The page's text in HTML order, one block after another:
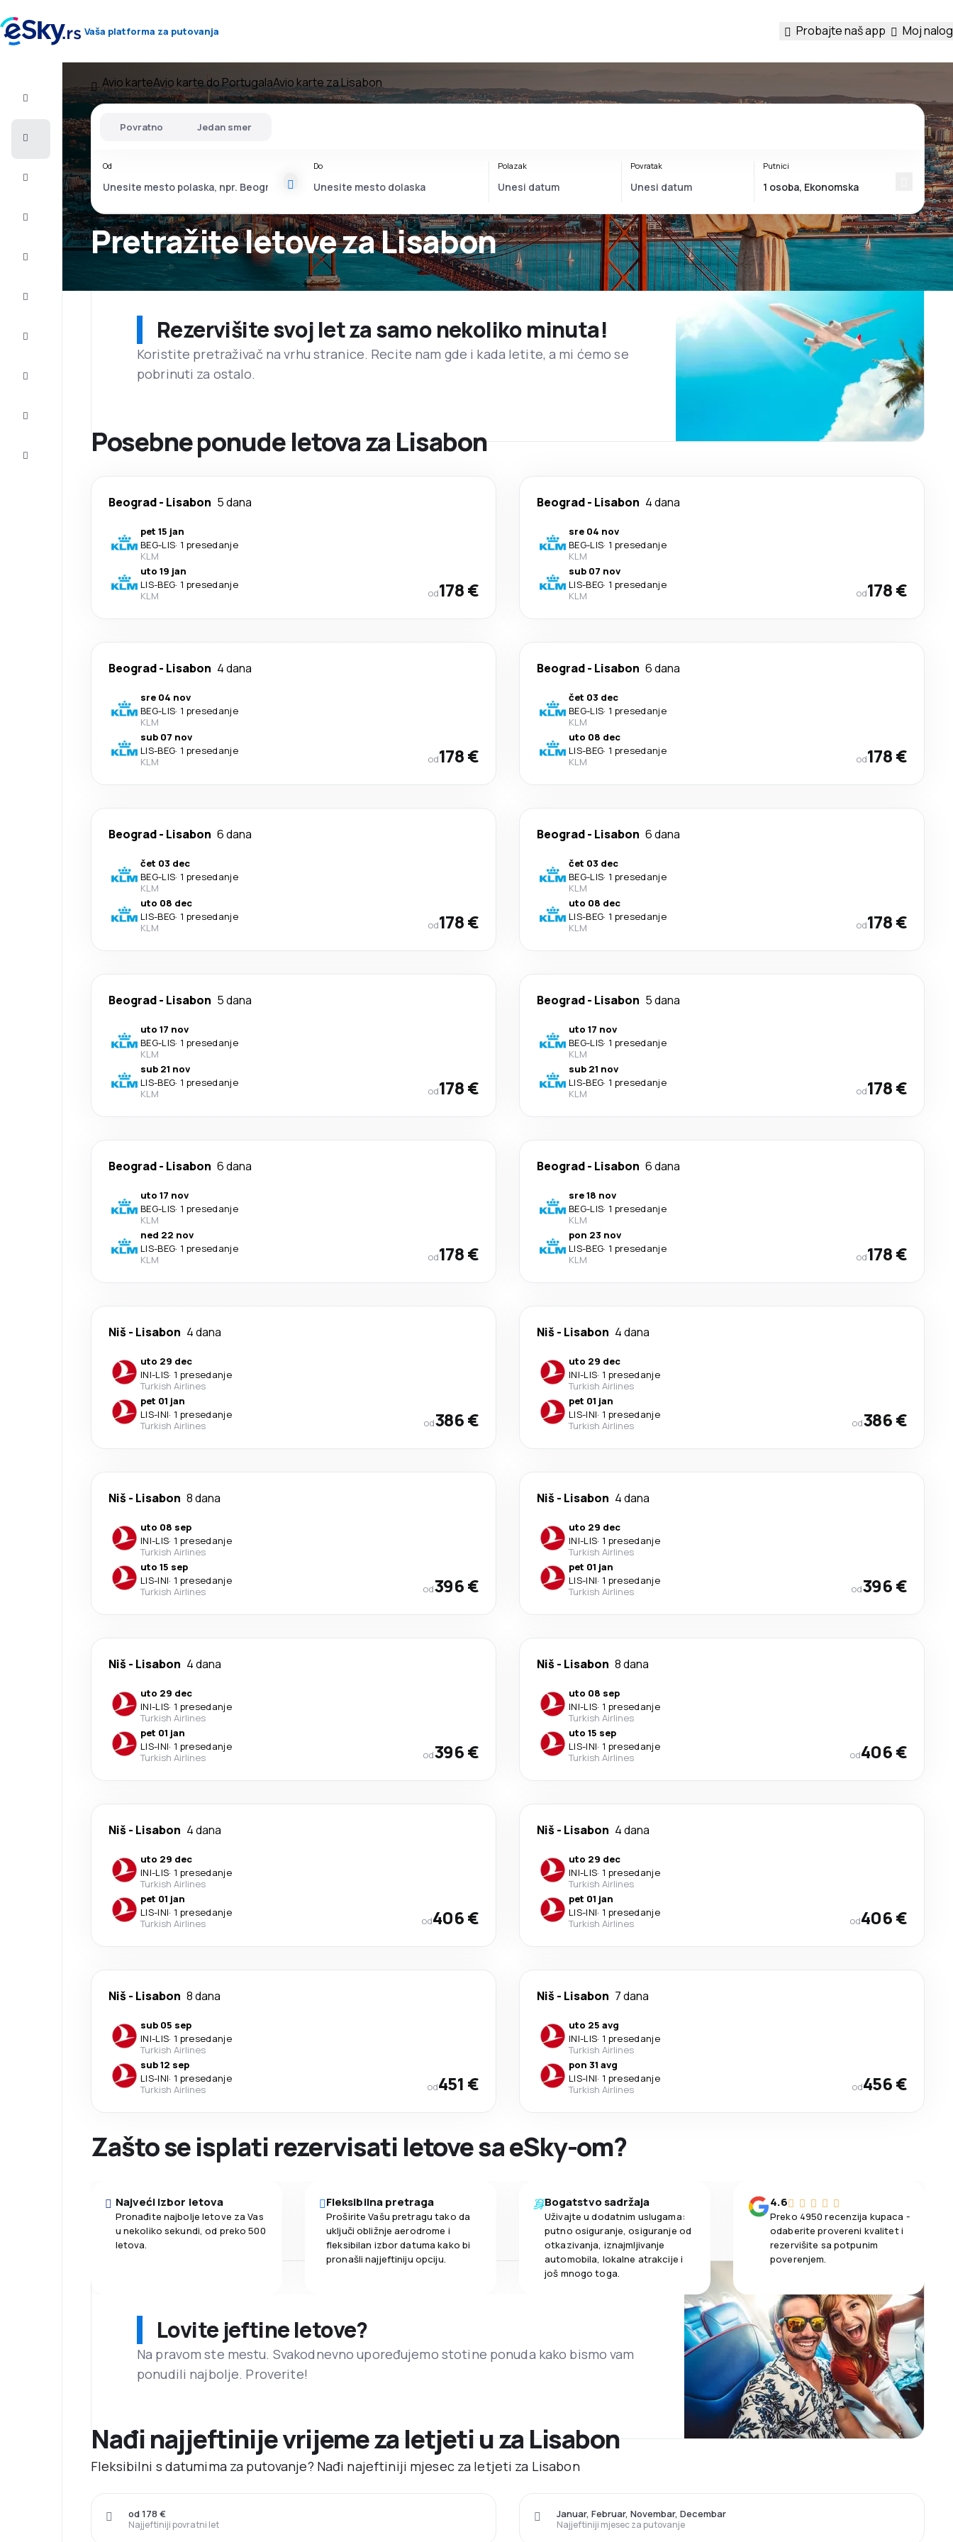
Vaša platforma za putovanja Probajte naš app Moj nalog
Let+Hotel
Letovanje
Avio karteAvio karte do PortugalaAvio karte za Lisabon
Pretražite letove za Lisabon
Povratno Jedan smer
Od Do Polazak Povratak Putnici
Rezervišite svoj let za samo nekoliko minuta!
Koristite pretraživač na vrhu stranice. Recite nam gde i kada letite, a mi ćemo se
pobrinuti za ostalo.
Posebne ponude letova za Lisabon
Beograd- Lisabon 5 dana
pet 15 jan
BEG-LIS· 1 presedanje
KLM
uto 19 jan
LIS-BEG· 1 presedanje
KLM
od178 €
Beograd- Lisabon 4 dana
sre 04 nov
BEG-LIS· 1 presedanje
KLM
sub 07 nov
LIS-BEG· 1 presedanje
KLM
od178 €
Beograd- Lisabon 4 dana
sre 04 nov
BEG-LIS· 1 presedanje
KLM
sub 07 nov
LIS-BEG· 1 presedanje
KLM
od178 €
Beograd- Lisabon 6 dana
čet 03 dec
BEG-LIS· 1 presedanje
KLM
uto 08 dec
LIS-BEG· 1 presedanje
KLM
od178 €
Beograd- Lisabon 6 dana
čet 03 dec
BEG-LIS· 1 presedanje
KLM
uto 08 dec
LIS-BEG· 1 presedanje
KLM
od178 €
Beograd- Lisabon 6 dana
čet 03 dec
BEG-LIS· 1 presedanje
KLM
uto 08 dec
LIS-BEG· 1 presedanje
KLM
od178 €
Beograd- Lisabon 5 dana
uto 17 nov
BEG-LIS· 1 presedanje
KLM
sub 21 nov
LIS-BEG· 1 presedanje
KLM
od178 €
Beograd- Lisabon 5 dana
uto 17 nov
BEG-LIS· 1 presedanje
KLM
sub 21 nov
LIS-BEG· 1 presedanje
KLM
od178 €
Beograd- Lisabon 6 dana
uto 17 nov
BEG-LIS· 1 presedanje
KLM
ned 22 nov
LIS-BEG· 1 presedanje
KLM
od178 €
Beograd- Lisabon 6 dana
sre 18 nov
BEG-LIS· 1 presedanje
KLM
pon 23 nov
LIS-BEG· 1 presedanje
KLM
od178 €
Niš - Lisabon 4 dana
uto 29 dec
INI-LIS· 1 presedanje
Turkish Airlines
pet 01 jan
LIS-INI· 1 presedanje
Turkish Airlines
od386 €
Niš - Lisabon 4 dana
uto 29 dec
INI-LIS· 1 presedanje
Turkish Airlines
pet 01 jan
LIS-INI· 1 presedanje
Turkish Airlines
od386 €
Niš - Lisabon 8 dana
uto 08 sep
INI-LIS· 1 presedanje
Turkish Airlines
uto 15 sep
LIS-INI· 1 presedanje
Turkish Airlines
od396 €
Niš - Lisabon 4 dana
uto 29 dec
INI-LIS· 1 presedanje
Turkish Airlines
pet 01 jan
LIS-INI· 1 presedanje
Turkish Airlines
od396 €
Niš - Lisabon 4 dana
uto 29 dec
INI-LIS· 1 presedanje
Turkish Airlines
pet 01 jan
LIS-INI· 1 presedanje
Turkish Airlines
od396 €
Niš - Lisabon 8 dana
uto 08 sep
INI-LIS· 1 presedanje
Turkish Airlines
uto 15 sep
LIS-INI· 1 presedanje
Turkish Airlines
od406 €
Niš - Lisabon 4 dana
uto 29 dec
INI-LIS· 1 presedanje
Turkish Airlines
pet 01 jan
LIS-INI· 1 presedanje
Turkish Airlines
od406 €
Niš - Lisabon 4 dana
uto 29 dec
INI-LIS· 1 presedanje
Turkish Airlines
pet 01 jan
LIS-INI· 1 presedanje
Turkish Airlines
od406 €
Niš - Lisabon 8 dana
sub 05 sep
INI-LIS· 1 presedanje
Turkish Airlines
sub 12 sep
LIS-INI· 1 presedanje
Turkish Airlines
od451 €
Niš - Lisabon 7 dana
uto 25 avg
INI-LIS· 1 presedanje
Turkish Airlines
pon 31 avg
LIS-INI· 1 presedanje
Turkish Airlines
od456 €
Zašto se isplati rezervisati letove sa eSky-om?
Najveći izbor letova
Pronađite najbolje letove za Vas
u nekoliko sekundi, od preko 500
letova.
Fleksibilna pretraga
Proširite Vašu pretragu tako da
uključi obližnje aerodrome i
fleksibilan izbor datuma kako bi
pronašli najjeftiniju opciju.
Bogatstvo sadržaja
Uživajte u dodatnim uslugama:
putno osiguranje, osiguranje od
otkazivanja, iznajmljivanje
automobila, lokalne atrakcije i
još mnogo toga.
4.6
Preko 4950 recenzija kupaca -
odaberite provereni kvalitet i
rezervišite sa potpunim
poverenjem.
Lovite jeftine letove?
Na pravom ste mestu. Svakodnevno upoređujemo stotine ponuda kako bismo vam
ponudili najbolje. Proverite!
Nađi najjeftinije vrijeme za letjeti u za Lisabon
Fleksibilni s datumima za putovanje? Nađi najeftiniji mjesec za letjeti za Lisabon
Najjeftiniji povratni let
od 178 €
Najjeftiniji mjesec za putovanje
Januar, Februar, Novembar, Decembar